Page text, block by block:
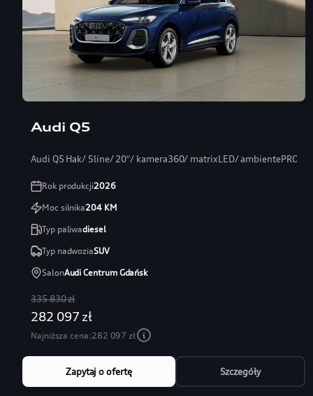
Audi Q5
Audi Q5 Hak/ Sline/ 20″/ kamera360/ matrixLED/ ambientePRO/
Rok produkcji2026
Moc silnika204KM
Typ paliwadiesel
Typ nadwoziaSUV
SalonAudi Centrum Gdańsk
335 830 zł
282 097 zł
Najniższa cena:282 097 zł
Zapytaj o ofertę Szczegóły